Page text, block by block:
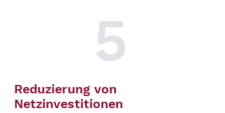
5
Reduzierung von
Netzinvestitionen